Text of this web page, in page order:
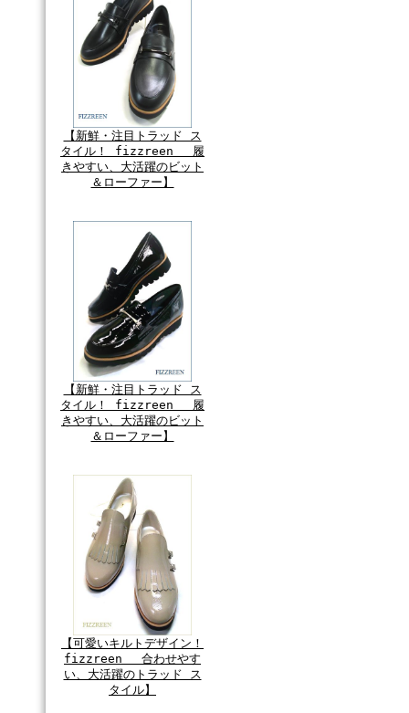
【新鮮・注目トラッド ス
タイル！ fizzreen 履
きやすい、大活躍のビット
＆ローファー】
【新鮮・注目トラッド ス
タイル！ fizzreen 履
きやすい、大活躍のビット
＆ローファー】
【可愛いキルトデザイン！
fizzreen 合わせやす
い、大活躍のトラッド ス
タイル】